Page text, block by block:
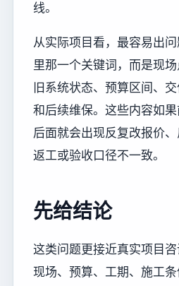
线。
从实际项目看，最容易出
里那一个关键词，而是现场
旧系统状态、预算区间、
和后续维保。这些内容如果
后面就会出现反复改报价
返工或验收口径不一致。
先给结论
这类问题更接近真实项目
现场、预算、工期、施工